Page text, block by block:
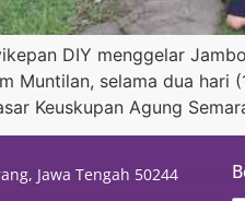
DIY menggelar
selama dua hari
Keuskupan Agung
Jawa Tengah 50244